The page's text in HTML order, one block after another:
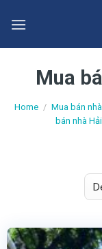
Mua
Home / Mua bán
bán nhà